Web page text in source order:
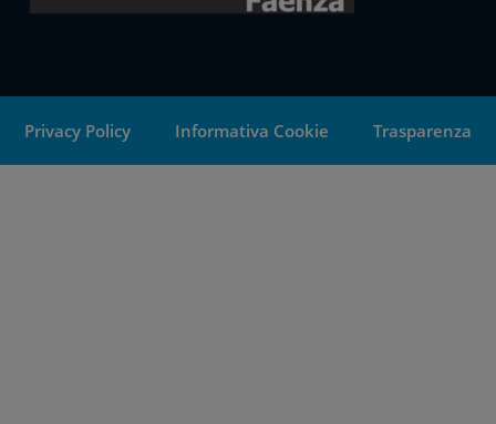
Privacy Policy Informativa Cookie Trasparenza